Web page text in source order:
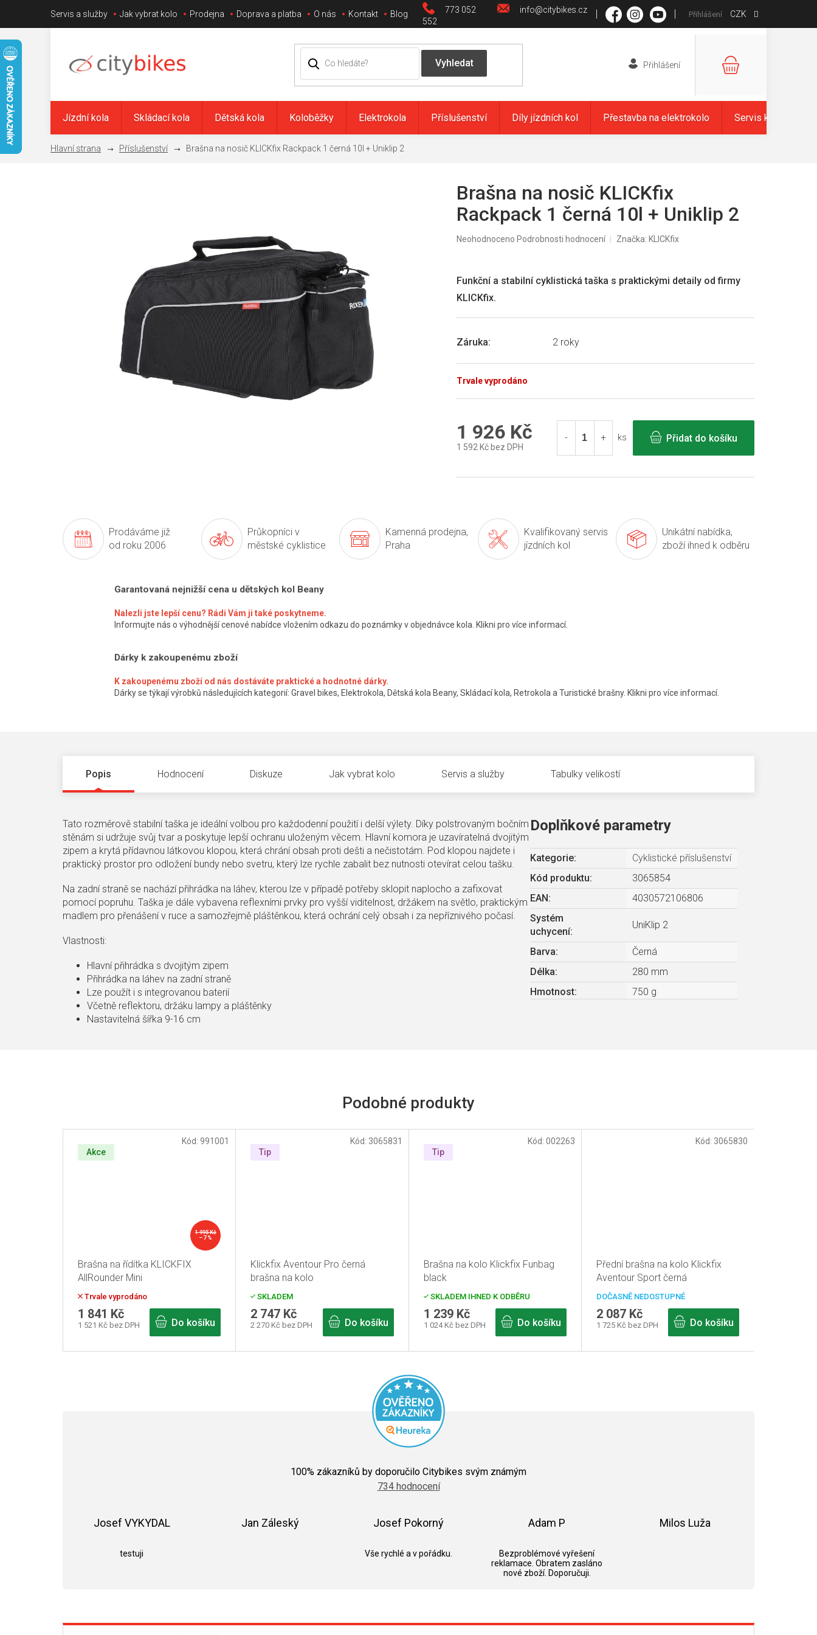
obsah
773 052
552
info@citybikes.cz
Servis a služby Jak vybrat kolo Prodejna Doprava a platba O nás Kontakt Blog CZK
Přihlášení
NÁKUPNÍ
Jízdní kola Skládací kola Dětská kola Koloběžky Elektrokola Příslušenství Díly jízdních kol Přestavba na elektrokolo Servis kol
Příslušenství Brašna na nosič KLICKfix Rackpack 1 černá 10l + Uniklip 2
Trvale vyprodáno
Záruka: 2 roky
Funkční a stabilní cyklistická taška s praktickými detaily od firmy
KLICKfix.
Brašna na nosič KLICKfix
Rackpack 1 černá 10l + Uniklip 2
Průměrné
0,0
5
Neohodnoceno Podrobnosti hodnocení Značka: KLICKfix
1 926 Kč
1 592 Kč bez DPH
ks Přidat do košíku
Prodáváme již
od roku 2006
Průkopníci v
městské cyklistice
Kamenná prodejna,
Praha
Kvalifikovaný servis
jízdních kol
Unikátní nabídka,
zboží ihned k odběru
Garantovaná nejnižší cena u dětských kol Beany
Nalezli jste lepší cenu? Rádi Vám ji také poskytneme.
Informujte nás o výhodnější cenové nabídce vložením odkazu do poznámky v objednávce kola. Klikni pro více informací.
Dárky k zakoupenému zboží
K zakoupenému zboží od nás dostáváte praktické a hodnotné dárky.
Dárky se týkají výrobků následujících kategorií: Gravel bikes, Elektrokola, Dětská kola Beany, Skládací kola, Retrokola a Turistické brašny. Klikni pro více informací.
Popis Hodnocení Diskuze Jak vybrat kolo Servis a služby Tabulky velikostí
Tato rozměrově stabilní taška je ideální volbou pro každodenní použití i delší výlety. Díky polstrovaným bočním
stěnám si udržuje svůj tvar a poskytuje lepší ochranu uloženým věcem. Hlavní komora je uzavíratelná dvojitým
zipem a krytá přídavnou látkovou klopou, která chrání obsah proti dešti a nečistotám. Pod klopou najdete i
praktický prostor pro odložení bundy nebo svetru, který lze rychle zabalit bez nutnosti otevírat celou tašku.
Na zadní straně se nachází přihrádka na láhev, kterou lze v případě potřeby sklopit naplocho a zafixovat
pomocí popruhu. Taška je dále vybavena reflexními prvky pro vyšší viditelnost, držákem na světlo, praktickým
madlem pro přenášení v ruce a samozřejmě pláštěnkou, která ochrání celý obsah i za nepříznivého počasí.
Vlastnosti:
Hlavní přihrádka s dvojitým zipem
Přihrádka na láhev na zadní straně
Lze použít i s integrovanou baterií
Včetně reflektoru, držáku lampy a pláštěnky
Nastavitelná šířka 9-16 cm
Doplňkové parametry
Kategorie:
Cyklistické příslušenství
Kód produktu:
3065854
EAN :
4030572106806
Systém
uchycení:
UniKlip 2
Barva:
Černá
Délka:
280 mm
Hmotnost: 750 g
Akce
1 995 Kč
–7 %
Brašna na řídítka KLICKFIX
AllRounder Mini
Trvale vyprodáno
1 521 Kč bez DPH
1 841 Kč
Do košíku
Kód:991001
Tip
Klickfix Aventour Pro černá
brašna na kolo
SKLADEM
2 270 Kč bez DPH
2 747 Kč
Do košíku
Kód: 3065831
Tip
Brašna na kolo Klickfix Funbag
black
SKLADEM IHNED K ODBĚRU
1 024 Kč bez DPH
1 239 Kč
Do košíku
Kód: 002263
Přední brašna na kolo Klickfix
Aventour Sport černá
DOČASNĚ NEDOSTUPNÉ
1 725 Kč bez DPH
2 087 Kč
Do košíku
Kód: 3065830
hodnocení
obchodu
je
5
hvězdiček.
100% zákazníků by doporučilo Citybikes svým známým
734 hodnocení
Josef VYKYDAL
testuji
Jan Záleský Josef Pokorný
Vše rychlé a v pořádku.
Adam P
Bezproblémové vyřešení
reklamace. Obratem zasláno
nové zboží. Doporučuji.
Milos Luža